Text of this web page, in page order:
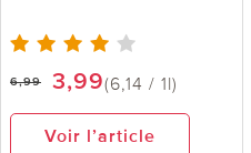
6,99 3,99(6,14 / 1l)
Voir l’article